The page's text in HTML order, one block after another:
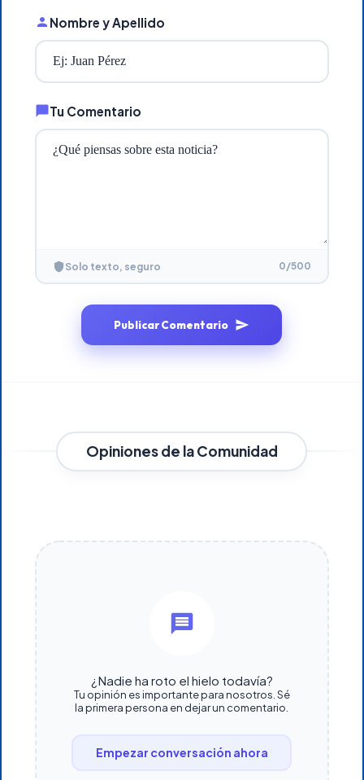
Nombre y Apellido
Tu Comentario
Solo texto, seguro 0/500
Publicar Comentario
Opiniones de la Comunidad
¿Nadie ha roto el hielo todavía?
Tu opinión es importante para nosotros. Sé
la primera persona en dejar un comentario.
Empezar conversación ahora